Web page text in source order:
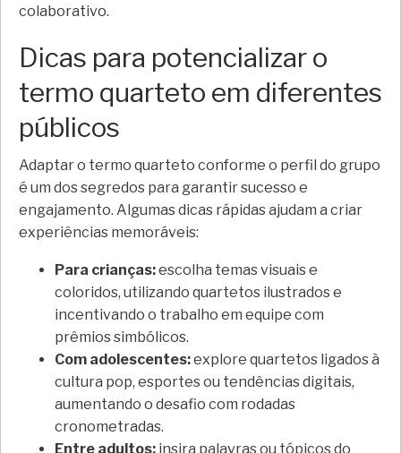
colaborativo.
Dicas para potencializar o
termo quarteto em diferentes
públicos
Adaptar o termo quarteto conforme o perfil do grupo
é um dos segredos para garantir sucesso e
engajamento. Algumas dicas rápidas ajudam a criar
experiências memoráveis:
Para crianças:escolha temas visuais e
coloridos, utilizando quartetos ilustrados e
incentivando o trabalho em equipe com
prêmios simbólicos.
Com adolescentes:explore quartetos ligados à
cultura pop, esportes ou tendências digitais,
aumentando o desafio com rodadas
cronometradas.
Entre adultos: insira palavras ou tópicos do